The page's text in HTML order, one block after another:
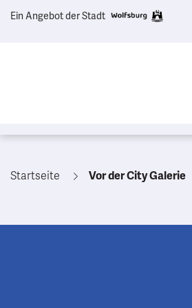
Ein Angebot der Stadt
Startseite Vor der City Galerie